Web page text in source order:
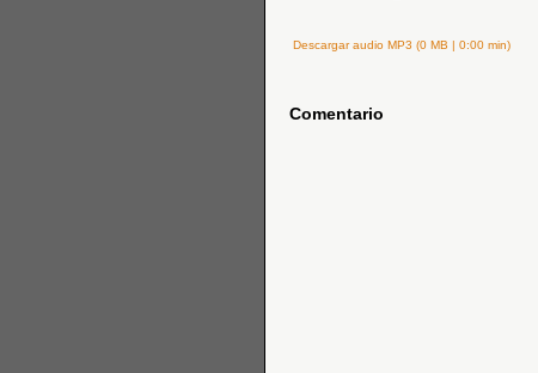
Descargar audio MP3 (0 MB | 0:00 min)
Comentario